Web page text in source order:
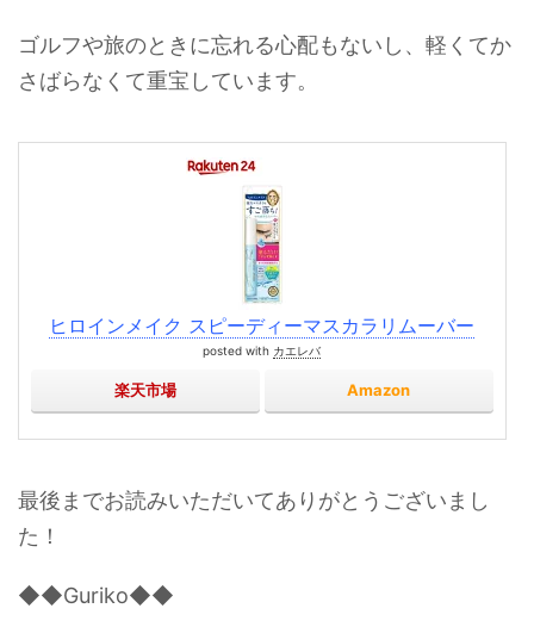
ゴルフや旅のときに忘れる心配もないし、軽くてか
さばらなくて重宝しています。
ヒロインメイク スピーディーマスカラリムーバー
posted with カエレバ
楽天市場 Amazon
最後までお読みいただいてありがとうございまし
た！
◆◆Guriko◆◆